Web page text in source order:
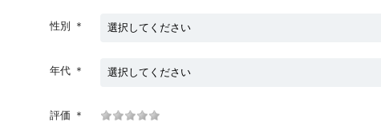
性別 ＊
年代 ＊
評価 ＊